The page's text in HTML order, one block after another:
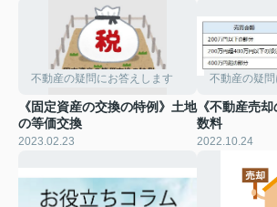
不動産の疑問にお答えします
《固定資産の交換の特例》土地
の等価交換
2023.02.23
不動産の疑
《不動産売
数料
2022.10.24